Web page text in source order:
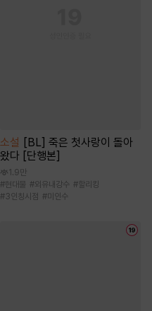
소설
[BL] 죽은 첫사랑이 돌아
왔다 [단행본]
1.9만
#현대물 #외유내강수 #할리킹
#3인칭시점 #미인수